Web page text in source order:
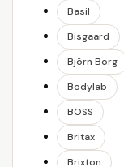
Basil
Bisgaard
Björn Borg
Bodylab
BOSS
Britax
Brixton